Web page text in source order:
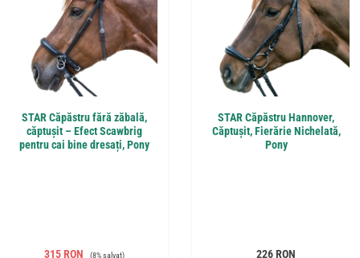
STAR Căpăstru fără zăbală,
căptușit – Efect Scawbrig
pentru cai bine dresați, Pony
Preț de vânzare:
315 RON Preț obișnuit:
(8% salvat)
STAR Căpăstru Hannover,
Căptușit, Fierărie Nichelată,
Pony
Preț obișnuit:
226 RON